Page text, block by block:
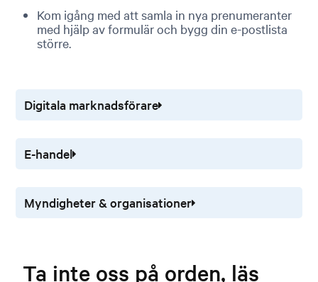
Digitala marknadsförare
E-handel
Myndigheter & organisationer
Kom igång med att samla in nya prenumeranter
med hjälp av formulär och bygg din e-postlista
större.
Ta inte oss på orden, läs